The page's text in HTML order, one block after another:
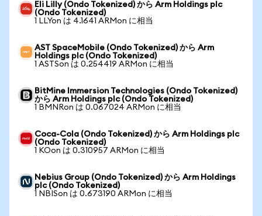
Eli Lilly (Ondo Tokenized) から Arm Holdings plc
(Ondo Tokenized)
1 LLYon は 4.1641 ARMon に相当
AST SpaceMobile (Ondo Tokenized) から Arm
Holdings plc (Ondo Tokenized)
1 ASTSon は 0.254419 ARMon に相当
BitMine Immersion Technologies (Ondo Tokenized)
から Arm Holdings plc (Ondo Tokenized)
1 BMNRon は 0.067024 ARMon に相当
Coca-Cola (Ondo Tokenized) から Arm Holdings plc
(Ondo Tokenized)
1 KOon は 0.310957 ARMon に相当
Nebius Group (Ondo Tokenized) から Arm Holdings
plc (Ondo Tokenized)
1 NBISon は 0.673190 ARMon に相当